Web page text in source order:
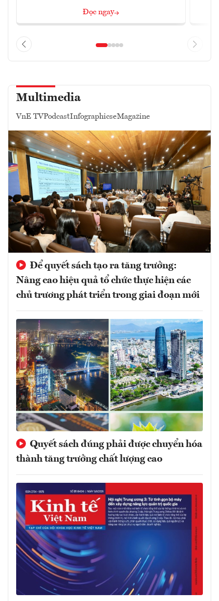
Đọc ngay
Multimedia
VnE TVPodcastInfographicseMagazine
Để quyết sách tạo ra tăng trưởng:
Nâng cao hiệu quả tổ chức thực hiện các
chủ trương phát triển trong giai đoạn mới
Quyết sách đúng phải được chuyển hóa
thành tăng trưởng chất lượng cao